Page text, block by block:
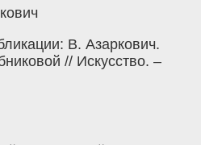
В. Азаркович.
// Искусство. –